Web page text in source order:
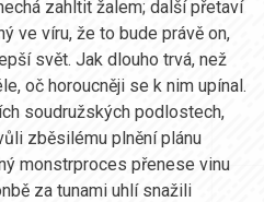
zahltit žalem; další přetaví
ve víru, že to bude právě on,
svět. Jak dlouho trvá, než
oč horoucněji se k nim upínal.
soudružských podlostech,
zběsilému plnění plánu
monstrproces přenese vinu
za tunami uhlí snažili